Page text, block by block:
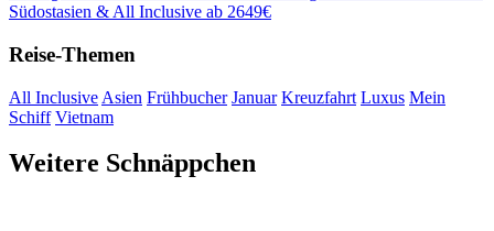
Südostasien & All Inclusive ab 2649€
Reise-Themen
All Inclusive Asien Frühbucher Januar Kreuzfahrt Luxus Mein
Schiff Vietnam
Weitere Schnäppchen